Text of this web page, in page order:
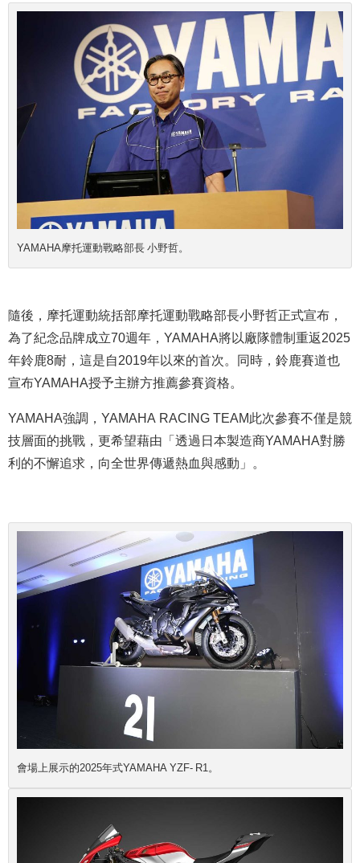
YAMAHA摩托運動戰略部長 小野哲。
隨後 ，摩托運動統括部摩托運動戰略部長小野哲正式宣布，
為了紀念品牌成立70週年，YAMAHA將以廠隊體制重返2025
年鈴鹿8耐，這是自2019年以來的首次。同時，鈴鹿賽道也
宣布YAMAHA授予主辦方推薦參賽資格。
YAMAHA強調，YAMAHA RACING TEAM此次參賽不僅是競
技層面的挑戰 ，更希望藉由「透過日本製造商YAMAHA對勝
利的不懈追求，向全世界傳遞熱血與感動」。
會場上展示的2025年式YAMAHA YZF- R1。